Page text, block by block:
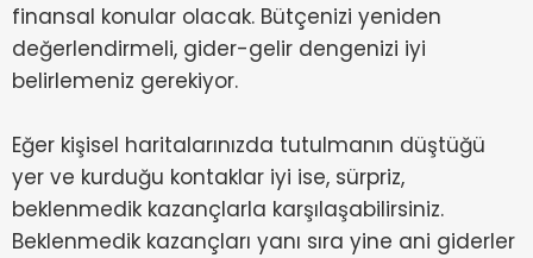
finansal konular olacak. Bütçenizi yeniden
değerlendirmeli, gider-gelir dengenizi iyi
belirlemeniz gerekiyor.
Eğer kişisel haritalarınızda tutulmanın düştüğü
yer ve kurduğu kontaklar iyi ise, sürpriz,
beklenmedik kazançlarla karşılaşabilirsiniz.
Beklenmedik kazançları yanı sıra yine ani giderler